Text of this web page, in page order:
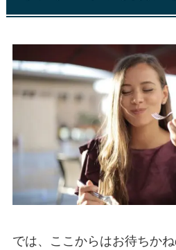
では、ここからはお待ちか